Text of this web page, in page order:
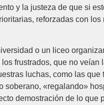
y la justeza de que si
reforzadas con
o un liceo
frustrados, que no
luchas, como las
«regalando»
demostración de lo que